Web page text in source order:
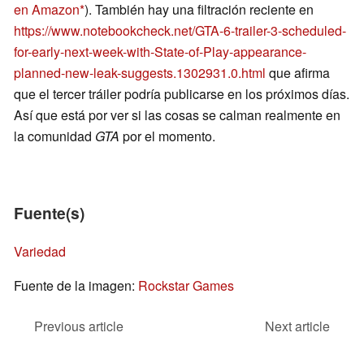
en Amazon ). También hay una filtración reciente en
https://www.notebookcheck.net/GTA-6-trailer-3-scheduled-
for-early-next-week-with-State-of-Play-appearance-
planned-new-leak-suggests.1302931.0.html que afirma
que el tercer tráiler podría publicarse en los próximos días.
Así que está por ver si las cosas se calman realmente en
la comunidad GTA por el momento.
Fuente(s)
Variedad
Fuente de la imagen: Rockstar Games
Previous article
Next article